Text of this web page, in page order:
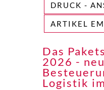
DRUCK -
ARTIKEL
Das
2026 -
Logistik